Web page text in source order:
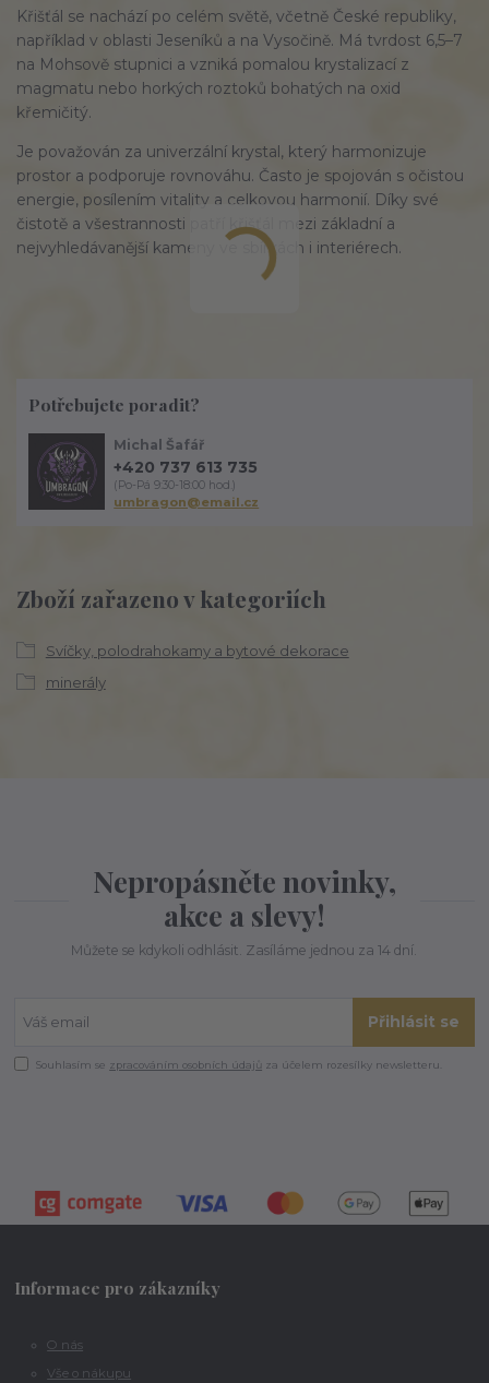
Křišťál se nachází po celém světě, včetně České republiky,
například v oblasti Jeseníků a na Vysočině. Má tvrdost 6,5–7
na Mohsově stupnici a vzniká pomalou krystalizací z
magmatu nebo horkých roztoků bohatých na oxid
křemičitý.
Je považován za univerzální krystal, který harmonizuje
prostor a podporuje rovnováhu. Často je spojován s očistou
energie, posílením vitality a celkovou harmonií. Díky své
čistotě a všestrannosti patří křišťál mezi základní a
nejvyhledávanější kameny ve sbírkách i interiérech.
Zboží zařazeno v kategoriích
Svíčky, polodrahokamy a bytové dekorace
minerály
Potřebujete poradit?
Michal Šafář
+420 737 613 735
(Po-Pá 9:30-18:00 hod.)
umbragon@email.cz
Nepropásněte novinky,
akce a slevy!
Můžete se kdykoli odhlásit. Zasíláme jednou za 14 dní.
Přihlásit se
Souhlasím se zpracováním osobních údajů za účelem rozesílky newsletteru.
Informace pro zákazníky
O nás
Vše o nákupu